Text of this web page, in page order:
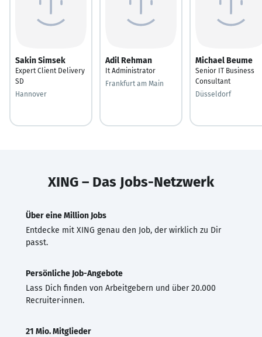
Sakin Simsek
Expert Client Delivery
SD
Hannover
Adil Rehman
It Administrator
Frankfurt am Main
Michael Beume
Senior IT Business
Consultant
Düsseldorf
XING – Das Jobs-Netzwerk
Über eine Million Jobs
Entdecke mit XING genau den Job, der wirklich zu Dir
passt.
Persönliche Job-Angebote
Lass Dich finden von Arbeitgebern und über 20.000
Recruiter·innen.
21 Mio. Mitglieder